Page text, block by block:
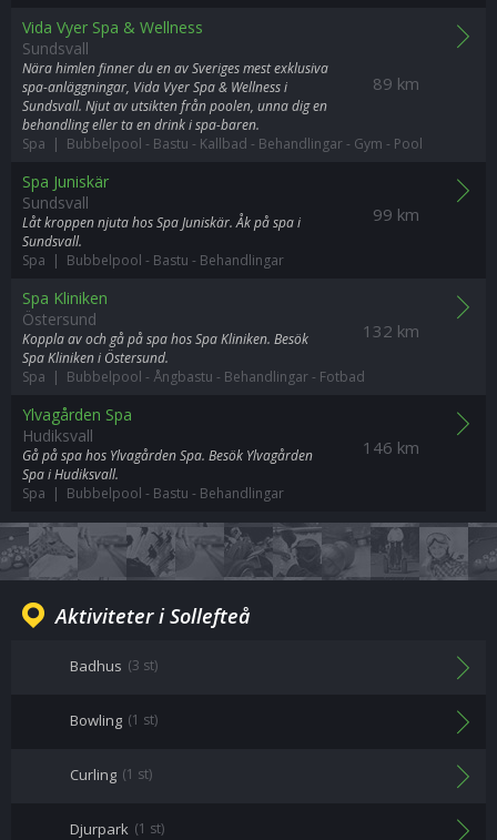
89 km
Vida Vyer Spa & Wellness
Sundsvall
Nära himlen finner du en av Sveriges mest exklusiva
spa-anläggningar, Vida Vyer Spa & Wellness i
Sundsvall. Njut av utsikten från poolen, unna dig en
behandling eller ta en drink i spa-baren.
Spa | Bubbelpool - Bastu - Kallbad - Behandlingar- Gym - Pool
99 km
Spa Juniskär
Sundsvall
Låt kroppen njuta hos Spa Juniskär. Åk på spa i
Sundsvall.
Spa | Bubbelpool - Bastu - Behandlingar
132 km
Spa Kliniken
Östersund
Koppla av och gå på spa hos Spa Kliniken. Besök
Spa Kliniken i Östersund.
Spa | Bubbelpool - Ångbastu - Behandlingar- Fotbad
146 km
Ylvagården Spa
Hudiksvall
Gå på spa hos Ylvagården Spa. Besök Ylvagården
Spa i Hudiksvall.
Spa | Bubbelpool - Bastu - Behandlingar
Aktiviteter i Sollefteå
Badhus (3 st)
Bowling (1 st)
Curling (1 st)
Djurpark (1 st)